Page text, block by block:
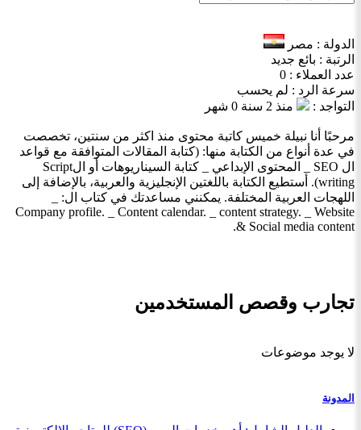
الدولة : مصر
الرتبة : بائع جديد
عدد العملاء : 0
سرعة الرد : لم يحسب
التواجد :
منذ 2 سنة 0 شهر
مرحبًا أنا نبيلة خميس كاتبة محتوى منذ اكثر من سنتين، تخصصت
في عدة أنواع من الكتابة منها: (كتابة المقالات المتوافقة مع قواعد
ال SEO _ المحتوى الإبداعي _ كتابة السيناريوهات أو الScript
writing). أستطيع الكتابة باللغتين الإنجليزية والعربية، بالإضافة إلى
اللهجات العربية المختلفة. يمكنني مساعدتك في كتاب ال: _
Company profile. _ Content calendar. _ content strategy. _ Website
& Social media content.
تجارب وقصص المستخدمين
لا يوجد موضوعات
المدونة